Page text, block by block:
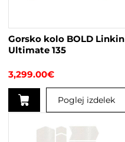
Gorsko kolo BOLD Linkin
Ultimate 135
3,299.00€
Poglej izdelek